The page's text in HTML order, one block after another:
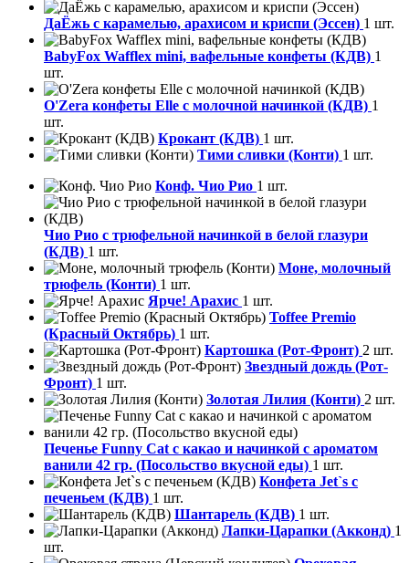
ДаЁжь с карамелью, арахисом и криспи (Эссен) 1 шт.
BabyFox Wafflex mini, вафельные конфеты (КДВ) 1
шт.
O'Zera конфеты Elle с молочной начинкой (КДВ) 1
шт.
Крокант (КДВ) 1 шт.
Тими сливки (Конти) 1 шт.
Конф. Чио Рио 1 шт.
Чио Рио с трюфельной начинкой в белой глазури
(КДВ) 1 шт.
Моне, молочный
трюфель (Конти) 1 шт.
Ярче! Арахис 1 шт.
Toffee Premio
(Красный Октябрь) 1 шт.
Картошка (Рот-Фронт) 2 шт.
Звездный дождь (Рот-
Фронт) 1 шт.
Золотая Лилия (Конти) 2 шт.
Печенье Funny Сat с какао и начинкой с ароматом
ванили 42 гр. (Посольство вкусной еды) 1 шт.
Конфета Jet`s с
печеньем (КДВ) 1 шт.
Шантарель (КДВ) 1 шт.
Лапки-Царапки (Акконд) 1
шт.